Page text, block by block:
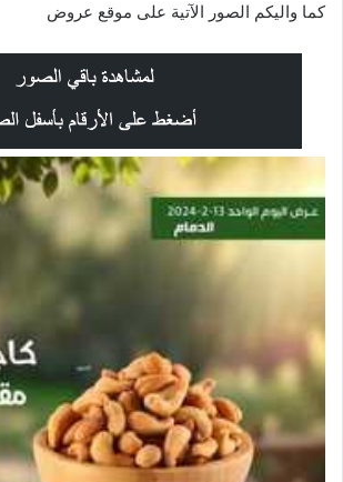
كما واليكم الصور الآتية على موقع عروض